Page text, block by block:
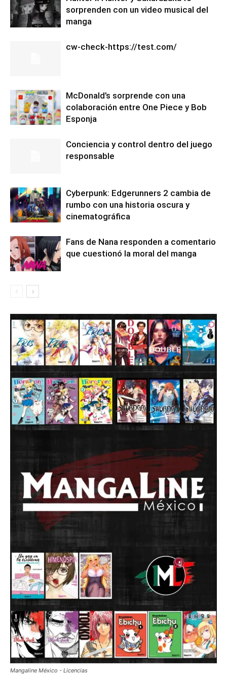
sorprenden con un video musical del
manga
cw-check-https://test.com/
McDonald’s sorprende con una
colaboración entre One Piece y Bob
Esponja
Conciencia y control dentro del juego
responsable
Cyberpunk: Edgerunners 2 cambia de
rumbo con una historia oscura y
cinematográfica
Fans de Nana responden a comentario
que cuestionó la moral del manga
Mangaline México - Licencias